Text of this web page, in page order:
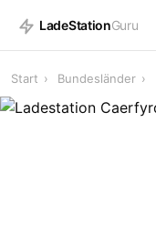
LadeStationGuru
Start › Bundesländer ›